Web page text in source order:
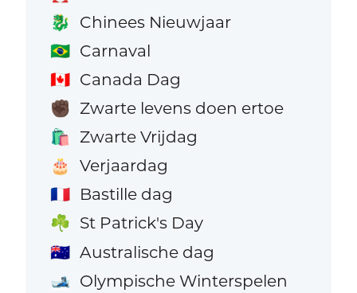
🐉 Chinees Nieuwjaar
🇧🇷 Carnaval
🇨🇦 Canada Dag
✊🏿 Zwarte levens doen ertoe
🛍️ Zwarte Vrijdag
🎂 Verjaardag
🇫🇷 Bastille dag
☘️ St Patrick's Day
🇦🇺 Australische dag
🎿 Olympische Winterspelen